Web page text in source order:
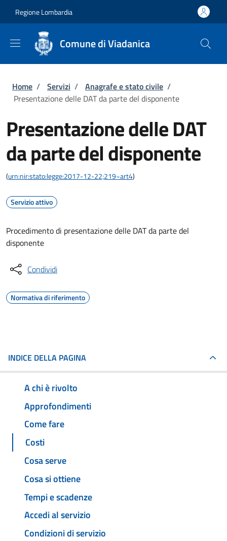
Regione Lombardia
Comune di Viadanica
Briciole di pane
Home / Servizi / Anagrafe e stato civile /
Presentazione delle DAT da parte del disponente
Presentazione delle DAT
da parte del disponente
(urn:nir:stato:legge:2017-12-22;219~art4)
Servizio attivo
Procedimento di presentazione delle DAT da parte del
disponente
Condividi
Normativa di riferimento
INDICE DELLA PAGINA
A chi è rivolto
Approfondimenti
Come fare
Costi
Cosa serve
Cosa si ottiene
Tempi e scadenze
Accedi al servizio
Condizioni di servizio